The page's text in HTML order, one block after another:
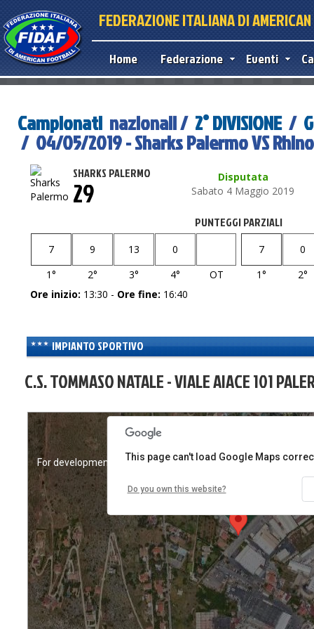
FEDERAZIONE ITALIANA DI
Home Federazione Eventi
Campionati nazionali / 2° DIVISIONE/
/ 04/05/2019 - Sharks Palermo VS
SHARKS PALERMO
Disputata
Sabato 4 Maggio 2019
29
PUNTEGGI PARZIALI
7 9 13
0
1°
2° 3° 4° OT
7
0
1°
2°
Ore inizio: 13:30 - Ore fine: 16:40
IMPIANTO SPORTIVO
C.S. TOMMASO NATALE - VIALE AIACE 101
For development
For development purposes onlyThis page can't load Google Maps
Do you own this website?